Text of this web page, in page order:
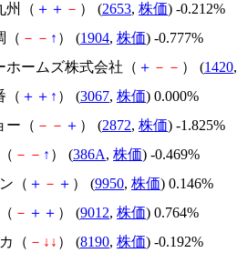
州（ ＋ ＋ － ） (2653, 株価) -0.212%
（ － － ↑ ） (1904, 株価) -0.777%
ホームズ株式会社（ ＋ － － ） (1420,
（ ＋ ＋ ↑ ） (3067, 株価) 0.000%
ー（ － － ＋ ） (2872, 株価) -1.825%
－ － ↑ ） (386A, 株価) -0.469%
（ ＋ － ＋ ） (9950, 株価) 0.146%
－ ＋ ＋ ） (9012, 株価) 0.764%
（ － ↓ ↓ ） (8190, 株価) -0.192%